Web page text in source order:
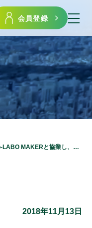
会員登録
三井住友海上火災保険株式会社が株式会社Co-LABO MAKERと協業し、実験機器シェアリングサービス利用者向け保険の提供を開始しました
2018年11月13日